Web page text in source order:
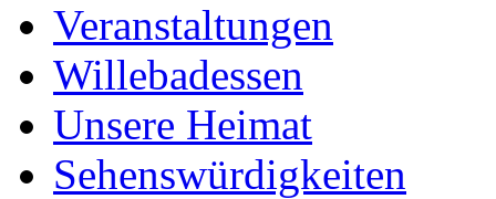
Veranstaltungen
Willebadessen
Unsere Heimat
Sehenswürdigkeiten